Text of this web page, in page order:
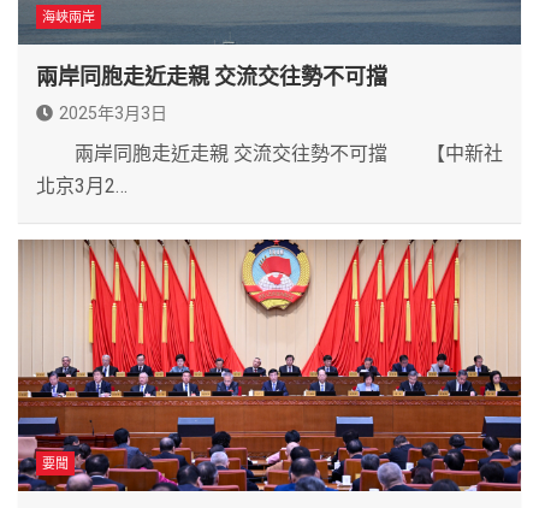
海峽兩岸
兩岸同胞走近走親 交流交往勢不可擋
2025年3月3日
兩岸同胞走近走親 交流交往勢不可擋 【中新社
北京3月2…
要聞